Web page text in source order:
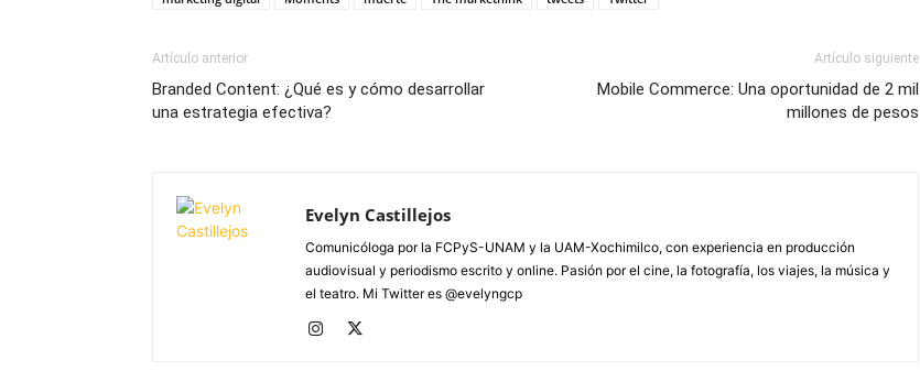
Artículo anterior
Branded Content: ¿Qué es y cómo desarrollar
una estrategia efectiva?
Artículo siguiente
Mobile Commerce: Una oportunidad de 2 mil
millones de pesos
Evelyn Castillejos
Comunicóloga por la FCPyS-UNAM y la UAM-Xochimilco, con experiencia en producción
audiovisual y periodismo escrito y online. Pasión por el cine, la fotografía, los viajes, la música y
el teatro. Mi Twitter es @evelyngcp